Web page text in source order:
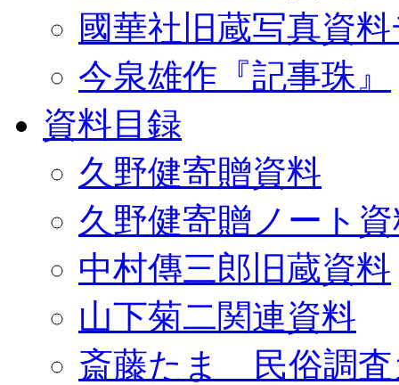
國華社旧蔵写真資
今泉雄作『記事珠』
資料目録
久野健寄贈資料
久野健寄贈ノート
中村傳三郎旧蔵資料
山下菊二関連資料
斎藤たま 民俗調査